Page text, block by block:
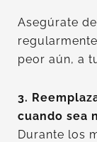
Asegúrate
peor aún, a
3.
cuando sea
Durante los